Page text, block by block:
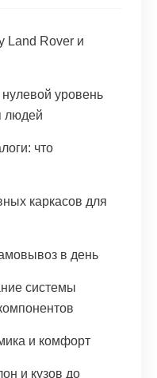
Land Rover и
нулевой уровень
людей
что
каркасов для
в день
системы
и комфорт
и кузов до